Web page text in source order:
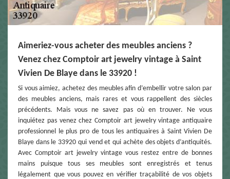
Aimeriez-vous acheter des meubles anciens ?
Venez chez Comptoir art jewelry vintage à Saint
Vivien De Blaye dans le 33920 !
Si vous aimiez, achetez des meubles afin d’embellir votre salon par
des meubles anciens, mais rares et vous rappellent des siècles
précédents. Mais vous ne savez pas où en trouver. Ne vous
inquiétez pas venez chez Comptoir art jewelry vintage antiquaire
professionnel le plus pro de tous les antiquaires à Saint Vivien De
Blaye dans le 33920 qui vend et qui achète des objets d’antiquités.
Avec Comptoir art jewelry vintage vous restez entre de bonnes
mains puisque tous ses meubles sont enregistrés et tenus
légalement que vous pouvez en vérifier traçabilité de vos objets